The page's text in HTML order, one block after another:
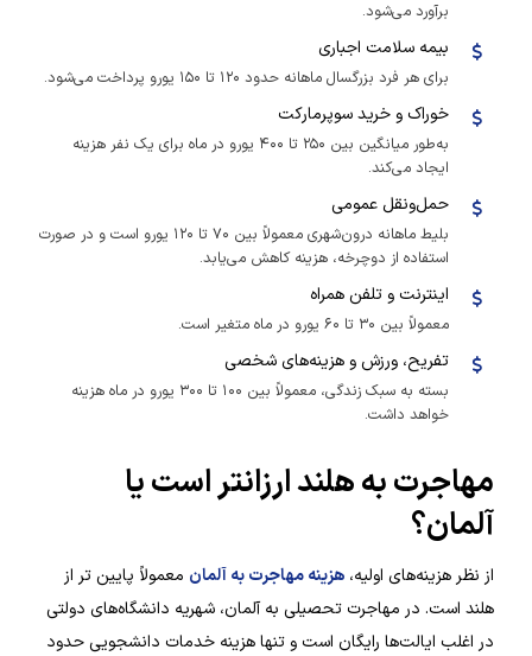
برآورد می‌شود.
بیمه سلامت اجباری
برای هر فرد بزرگسال ماهانه حدود ۱۲۰ تا ۱۵۰ یورو پرداخت می‌شود.
خوراک و خرید سوپرمارکت
به‌طور میانگین بین ۲۵۰ تا ۴۰۰ یورو در ماه برای یک نفر هزینه
ایجاد می‌کند.
حمل‌ونقل عمومی
بلیط ماهانه درون‌شهری معمولاً بین ۷۰ تا ۱۲۰ یورو است و در صورت
استفاده از دوچرخه، هزینه کاهش می‌یابد.
اینترنت و تلفن همراه
معمولاً بین ۳۰ تا ۶۰ یورو در ماه متغیر است.
تفریح، ورزش و هزینه‌های شخصی
بسته به سبک زندگی، معمولاً بین ۱۰۰ تا ۳۰۰ یورو در ماه هزینه
خواهد داشت.
مهاجرت به هلند ارزانتر است یا
آلمان؟
از نظر هزینه‌های اولیه، هزینه مهاجرت به آلمان معمولاً پایین تر از
هلند است. در مهاجرت تحصیلی به آلمان، شهریه دانشگاه‌های دولتی
در اغلب ایالت‌ها رایگان است و تنها هزینه خدمات دانشجویی حدود